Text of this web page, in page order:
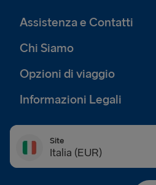
Assistenza e Contatti
Chi Siamo
Opzioni di viaggio
Informazioni Legali
Site
Italia (EUR)